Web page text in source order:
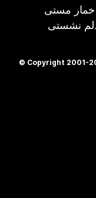
خمار مستی
نشستی
© Copyright 2001-